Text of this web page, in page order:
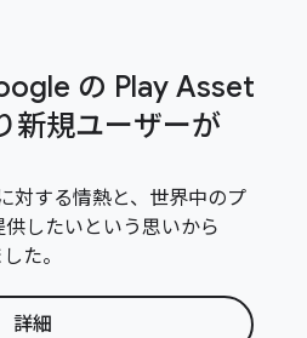
の Play Asset
新規ユーザーが
対する情熱と、世界中のプ
したいという思いから
た。
詳細